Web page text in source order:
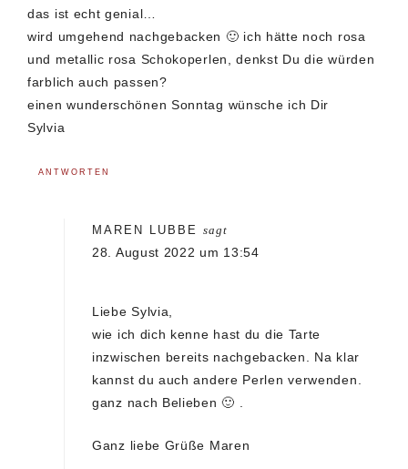
das ist echt genial…
wird umgehend nachgebacken 🙂 ich hätte noch rosa
und metallic rosa Schokoperlen, denkst Du die würden
farblich auch passen?
einen wunderschönen Sonntag wünsche ich Dir
Sylvia
ANTWORTEN
MAREN LUBBE sagt
28. August 2022 um 13:54
Liebe Sylvia,
wie ich dich kenne hast du die Tarte
inzwischen bereits nachgebacken. Na klar
kannst du auch andere Perlen verwenden.
ganz nach Belieben 🙂 .
Ganz liebe Grüße Maren